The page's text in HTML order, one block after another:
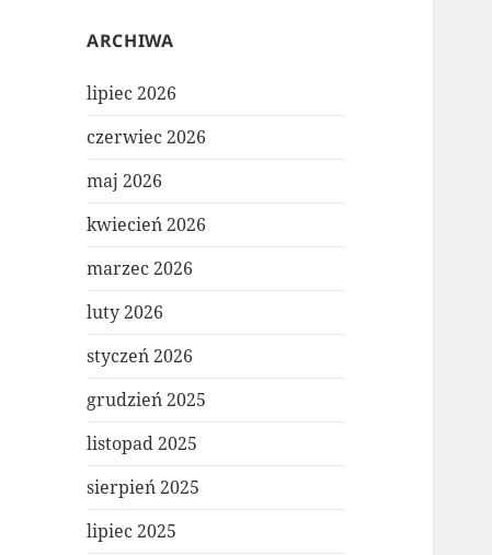
ARCHIWA
lipiec 2026
czerwiec 2026
maj 2026
kwiecień 2026
marzec 2026
luty 2026
styczeń 2026
grudzień 2025
listopad 2025
sierpień 2025
lipiec 2025